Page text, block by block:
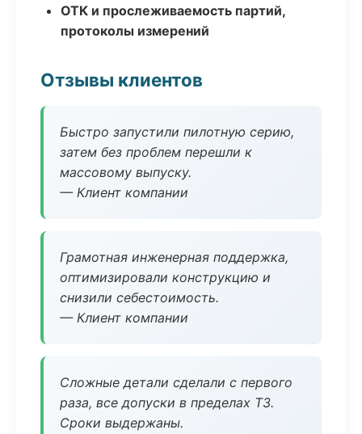
ОТК и прослеживаемость партий,
протоколы измерений
Отзывы клиентов
Быстро запустили пилотную серию,
затем без проблем перешли к
массовому выпуску.
— Клиент компании
Грамотная инженерная поддержка,
оптимизировали конструкцию и
снизили себестоимость.
— Клиент компании
Сложные детали сделали с первого
раза, все допуски в пределах ТЗ.
Сроки выдержаны.